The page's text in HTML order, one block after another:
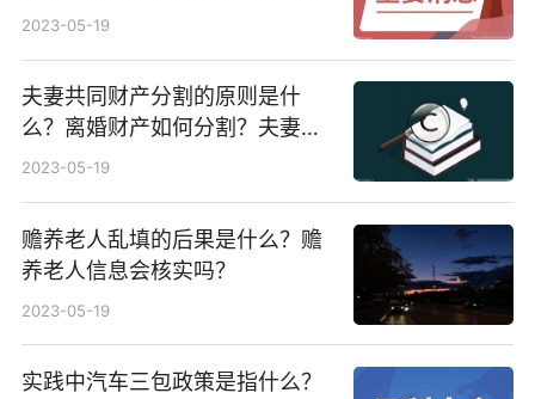
开始算起的？
2023-05-19
夫妻共同财产分割的原则是什
么？离婚财产如何分割？夫妻共
同财产分割方式有哪些？
2023-05-19
赡养老人乱填的后果是什么？赡
养老人信息会核实吗？
2023-05-19
实践中汽车三包政策是指什么？